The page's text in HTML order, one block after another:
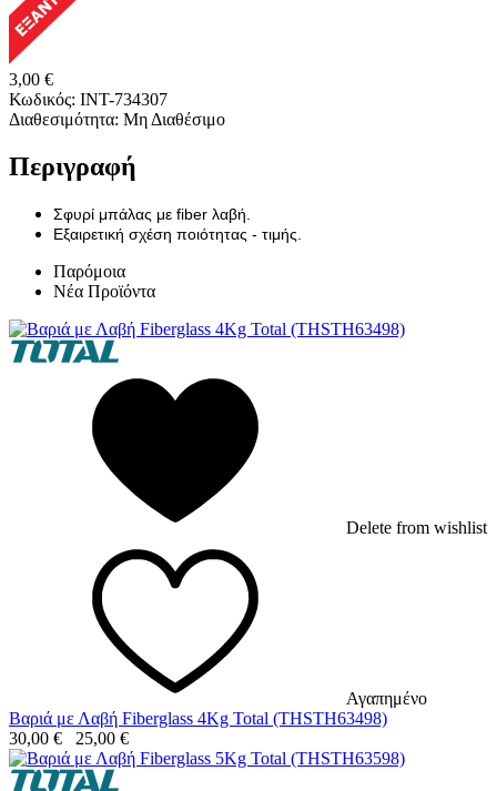
3,00 €
Κωδικός: INT-734307
Διαθεσιμότητα: Μη Διαθέσιμο
Περιγραφή
Σφυρί μπάλας με fiber λαβή.
Εξαιρετική σχέση ποιότητας - τιμής.
Παρόμοια
Νέα Προϊόντα
Delete from wishlist
Αγαπημένο
Βαριά με Λαβή Fiberglass 4Kg Total (THSTH63498)
30,00 € 25,00 €